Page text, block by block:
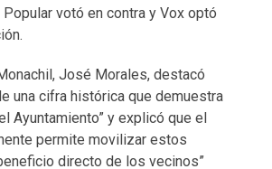
votó en contra y Vox optó
José Morales, destacó
una cifra histórica que demuestra
Ayuntamiento” y explicó que el
permite movilizar estos
directo de los vecinos”